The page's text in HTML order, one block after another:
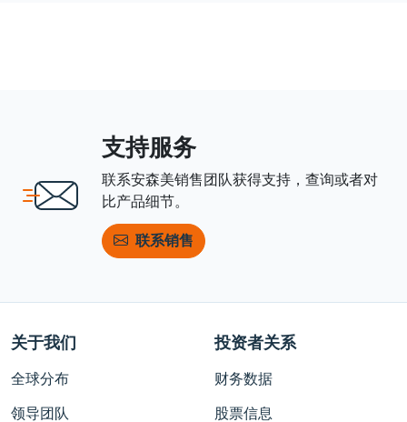
支持服务
联系安森美销售团队获得支持，查询或者对
比产品细节。
联系销售
关于我们
全球分布
领导团队
投资者关系
财务数据
股票信息